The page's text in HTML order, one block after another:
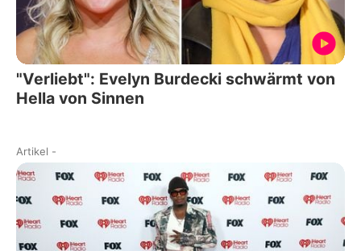
"Verliebt": Evelyn Burdecki schwärmt von
Hella von Sinnen
Artikel -